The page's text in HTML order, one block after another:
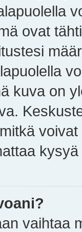
ovat
kuva on
vaihtaa